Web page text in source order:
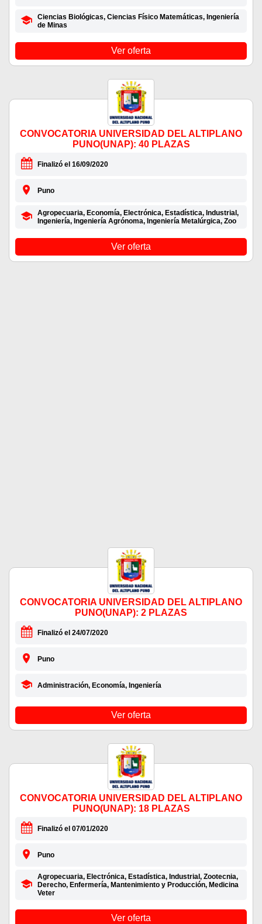
Ciencias Biológicas, Ciencias Físico Matemáticas, Ingeniería
de Minas
Ver oferta
CONVOCATORIA UNIVERSIDAD DEL ALTIPLANO
PUNO(UNAP): 40 PLAZAS
Finalizó el 16/09/2020
Puno
Agropecuaria, Economía, Electrónica, Estadística, Industrial,
Ingeniería, Ingeniería Agrónoma, Ingeniería Metalúrgica, Zoo
Ver oferta
CONVOCATORIA UNIVERSIDAD DEL ALTIPLANO
PUNO(UNAP): 2 PLAZAS
Finalizó el 24/07/2020
Puno
Administración, Economía, Ingeniería
Ver oferta
CONVOCATORIA UNIVERSIDAD DEL ALTIPLANO
PUNO(UNAP): 18 PLAZAS
Finalizó el 07/01/2020
Puno
Agropecuaria, Electrónica, Estadística, Industrial, Zootecnia,
Derecho, Enfermería, Mantenimiento y Producción, Medicina
Veter
Ver oferta